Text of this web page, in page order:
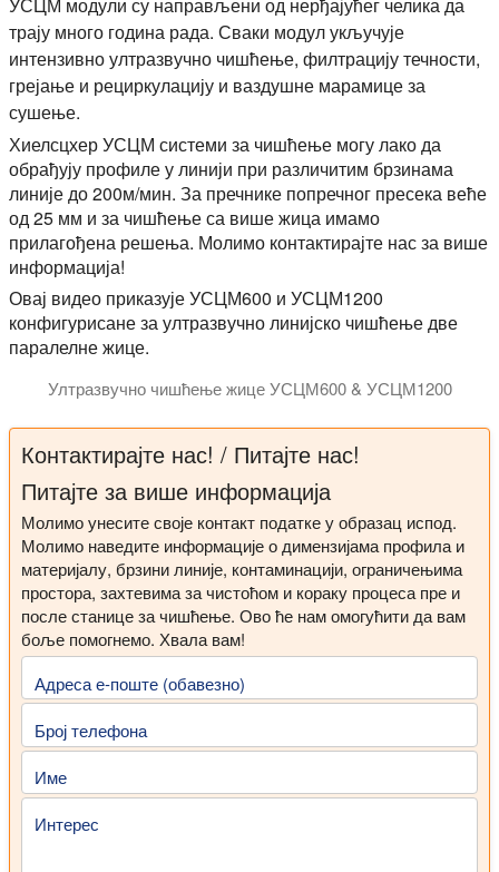
трају много година рада. Сваки модул укључује
интензивно ултразвучно чишћење, филтрацију течности,
грејање и рециркулацију и ваздушне марамице за
сушење.
Хиелсцхер УСЦМ системи за чишћење могу лако да
обрађују профиле у линији при различитим брзинама
линије до 200м/мин. За пречнике попречног пресека веће
од 25 мм и за чишћење са више жица имамо
прилагођена решења. Молимо контактирајте нас за више
информација!
Овај видео приказује УСЦМ600 и УСЦМ1200
конфигурисане за ултразвучно линијско чишћење две
паралелне жице.
Ултразвучно чишћење жице УСЦМ600 & УСЦМ1200
Контактирајте нас! / Питајте нас!
Питајте за више информација
Молимо унесите своје контакт податке у образац испод.
Молимо наведите информације о димензијама профила и
материјалу, брзини линије, контаминацији, ограничењима
простора, захтевима за чистоћом и кораку процеса пре и
после станице за чишћење. Ово ће нам омогућити да вам
боље помогнемо. Хвала вам!
Адреса е-поште (обавезно)
Број телефона
Име
Интерес